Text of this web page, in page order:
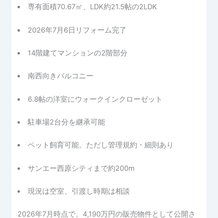
専有面積70.67㎡、LDK約21.5帖の2LDK
2026年7月6日リフォーム完了
14階建てマンションの2階部分
南西向きバルコニー
6.8帖の洋室にウォークインクローゼット
駐車場2台分を継承可能
ペット飼育可能。ただし管理規約・細則あり
サンエー西原シティまで約200m
現況は空室、引渡し時期は相談
2026年7月時点で、4,190万円の販売物件として公開さ